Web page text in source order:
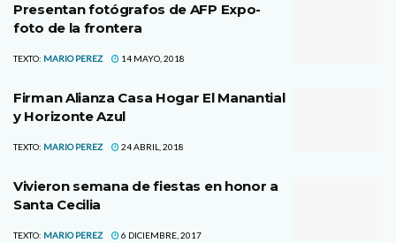
Presentan fotógrafos de AFP Expo-
foto de la frontera
TEXTO: MARIO PEREZ 14 MAYO, 2018
Firman Alianza Casa Hogar El Manantial
y Horizonte Azul
TEXTO: MARIO PEREZ 24 ABRIL, 2018
Vivieron semana de fiestas en honor a
Santa Cecilia
TEXTO: MARIO PEREZ 6 DICIEMBRE, 2017